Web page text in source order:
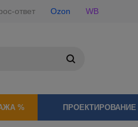
ответ Ozon WB
%